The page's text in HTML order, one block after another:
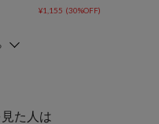
¥1,155 (30%OFF)
た人は